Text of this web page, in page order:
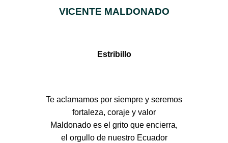
VICENTE MALDONADO
Estribillo
Te aclamamos por siempre y seremos
fortaleza, coraje y valor
Maldonado es el grito que encierra,
el orgullo de nuestro Ecuador